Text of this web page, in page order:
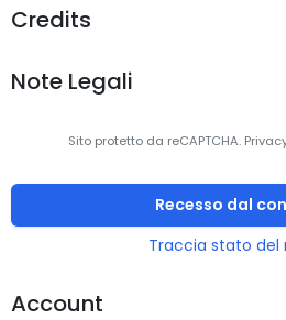
Credits
Note Legali
Sito protetto da reCAPTCHA.
Recesso dal
Traccia stato del
Account